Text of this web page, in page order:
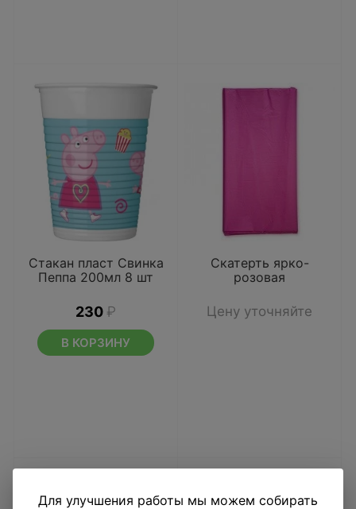
Стакан пласт Свинка
Пеппа 200мл 8 шт
230 ₽
В КОРЗИНУ
Скатерть ярко-
розовая
Цену уточняйте
Для улучшения работы мы можем собирать